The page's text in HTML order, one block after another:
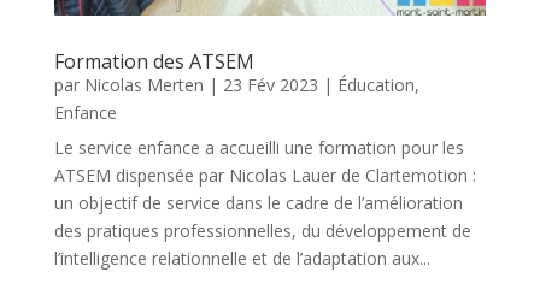
Formation des ATSEM
par Nicolas Merten | 23 Fév 2023 | Éducation,
Enfance
Le service enfance a accueilli une formation pour les
ATSEM dispensée par Nicolas Lauer de Clartemotion :
un objectif de service dans le cadre de l’amélioration
des pratiques professionnelles, du développement de
l’intelligence relationnelle et de l’adaptation aux...